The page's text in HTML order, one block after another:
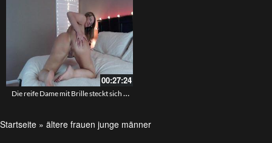
00:27:24
Die reife Dame mit Brille steckt sich den Dildo in das Arschloch
Startseite » ältere frauen junge männer